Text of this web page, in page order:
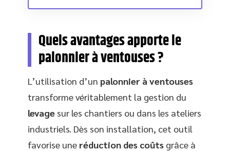
Quels avantages apporte le
palonnier à ventouses ?
L’utilisation d’un palonnier à ventouses
transforme véritablement la gestion du
levage sur les chantiers ou dans les ateliers
industriels. Dès son installation, cet outil
favorise une réduction des coûts grâce à